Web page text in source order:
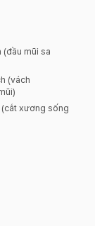
(đầu mũi sa
(vách
(cắt xương sống